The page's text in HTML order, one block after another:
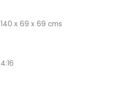
140 x 69 x 69 cms
4:16